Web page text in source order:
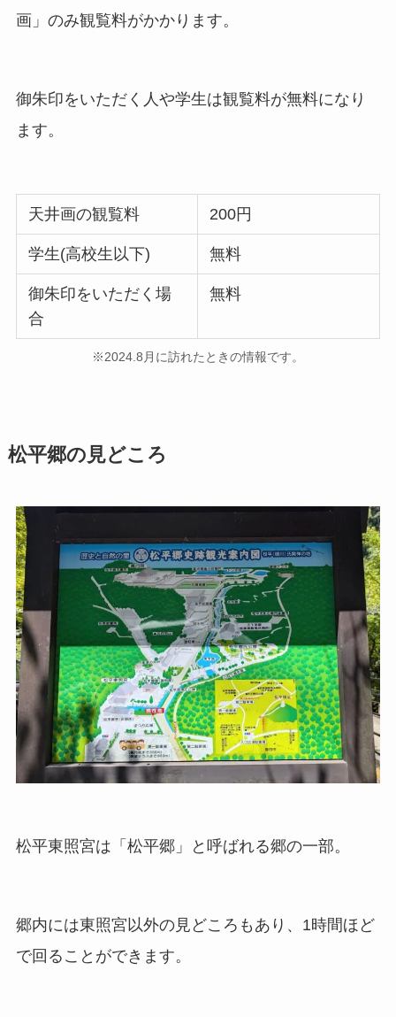
画」のみ観覧料がかかります。
御朱印をいただく人や学生は観覧料が無料になり
ます。
天井画の観覧料 200円
学生(高校生以下) 無料
御朱印をいただく場
合
無料
※2024.8月に訪れたときの情報です。
松平郷の見どころ
松平東照宮は「松平郷」と呼ばれる郷の一部。
郷内には東照宮以外の見どころもあり、1時間ほど
で回ることができます。